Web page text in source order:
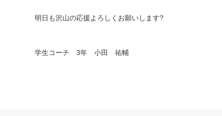
明日も沢山の応援よろしくお願いします?
学生コーチ 3年 小田 祐輔